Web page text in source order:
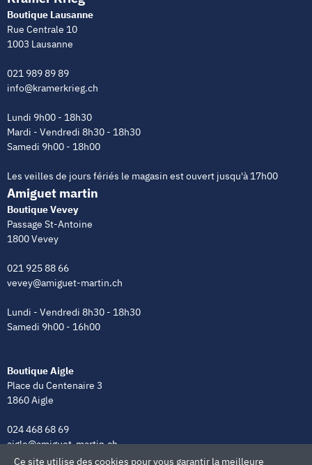
Boutique Lausanne
Rue Centrale 10
1003 Lausanne
021 989 89 89
info@kramerkrieg.ch
Lundi 9h00 - 18h30
Mardi - Vendredi 8h30 - 18h30
Samedi 9h00 - 18h00
Les veilles de jours fériés le magasin est ouvert jusqu'à 17h00
Amiguet martin
Boutique Vevey
Passage St-Antoine
1800 Vevey
021 925 88 66
vevey@amiguet-martin.ch
Lundi - Vendredi 8h30 - 18h30
Samedi 9h00 - 16h00
Boutique Aigle
Place du Centenaire 3
1860 Aigle
024 468 68 69
aigle@amiguet-martin.ch
Ce site utilise des cookies pour vous garantir la meilleure